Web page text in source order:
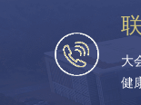
大
健